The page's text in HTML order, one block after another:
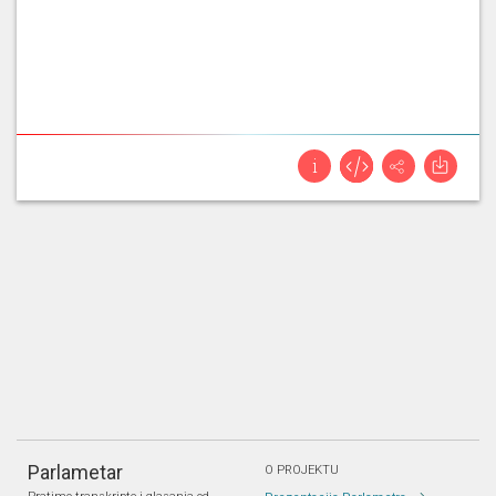
Parlametar
O PROJEKTU